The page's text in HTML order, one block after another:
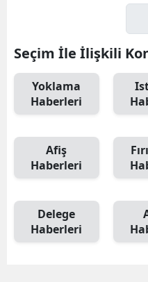
Seçim İle İlişkili
Yoklama
Haberleri
Afiş
Haberleri
Delege
Haberleri